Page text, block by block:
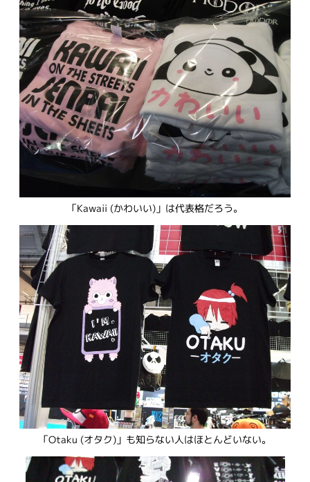
「Kawaii (かわいい)」は代表格だろう。
「Otaku (オタク)」も知らない人はほとんどいない。